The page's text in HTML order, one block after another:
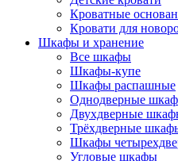
Кроватные
Кровати для
Шкафы и хранение
Все шкафы
Шкафы-купе
Шкафы распашные
Однодверные
Двухдверные
Трёхдверные
Шкафы
Угловые шкафы